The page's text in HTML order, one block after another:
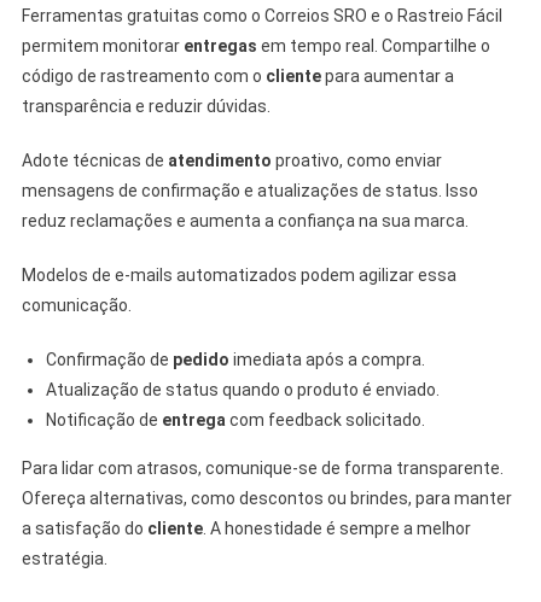
Ferramentas gratuitas como o Correios SRO e o Rastreio Fácil
permitem monitorar entregas em tempo real. Compartilhe o
código de rastreamento com o clientepara aumentar a
transparência e reduzir dúvidas.
Adote técnicas de atendimento proativo, como enviar
mensagens de confirmação e atualizações de status. Isso
reduz reclamações e aumenta a confiança na sua marca.
Modelos de e-mails automatizados podem agilizar essa
comunicação.
Confirmação de pedido imediata após a compra.
Atualização de status quando o produto é enviado.
Notificação de entregacom feedback solicitado.
Para lidar com atrasos, comunique-se de forma transparente.
Ofereça alternativas, como descontos ou brindes, para manter
a satisfação do cliente. A honestidade é sempre a melhor
estratégia.